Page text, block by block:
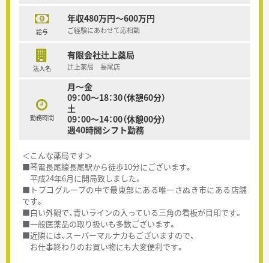
給与
年収480万円～600万円
ご経験にあわせて応相談
法人名
有限会社辻上薬局
辻上薬局 長尾店
勤務時間
月～金
09：00～18：30（休憩60分）
土
09：00～14：00（休憩00分）
週40時間シフト勤務
＜こんな薬局です＞
■琴電長尾線長尾駅から徒歩10分にございます。
平成24年6月に開局致しました。
■トプコグループの中で最東部にある唯一さぬき市にある店舗
です。
■白い外観で、青いラインの入っている三角の看板が目印です。
■一般医薬品の取り扱いも多数ございます。
■近隣には、スーパーマルナカもございますので、
お仕事終わりのお買い物にも大変便利です。